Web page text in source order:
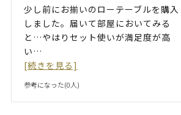
少し前にお揃いのローテーブルを購入
しました。届いて部屋においてみる
と…やはりセット使いが満足度が高
い…
[続きを見る]
参考になった(0人)